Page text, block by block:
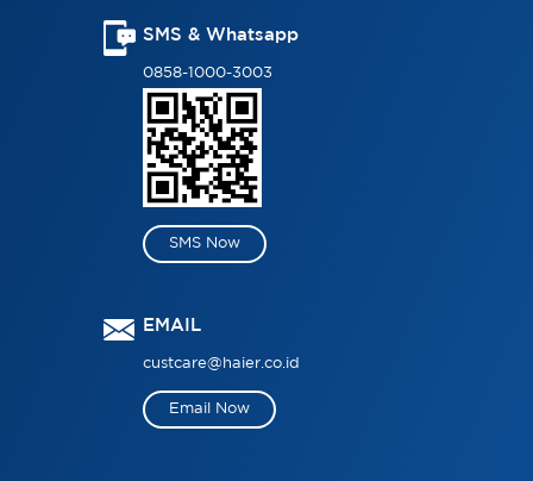
SMS & Whatsapp
0858-1000-3003
SMS Now
EMAIL
custcare@haier.co.id
Email Now